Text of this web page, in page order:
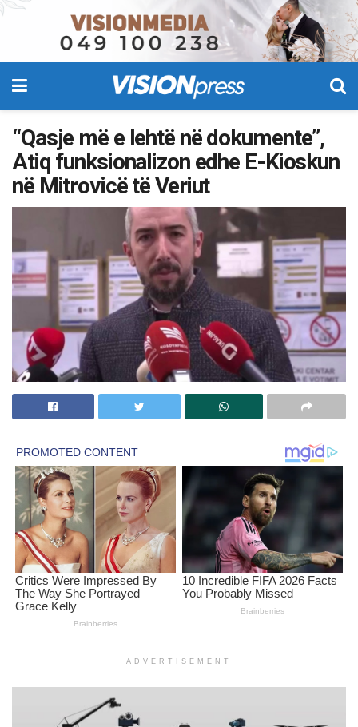
“Qasje më e lehtë në dokumente”,
Atiq funksionalizon edhe E-Kioskun
në Mitrovicë të Veriut
ADVERTISEMENT